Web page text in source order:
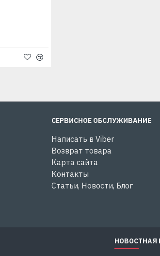
СЕРВИСНОЕ ОБСЛУЖИВАНИЕ
Написать в Viber
Возврат товара
Карта сайта
Контакты
Статьи, Новости, Блог
НОВОСТНАЯ